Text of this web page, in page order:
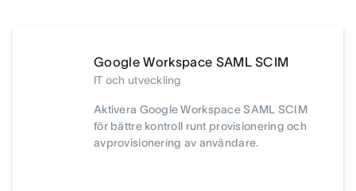
Google Workspace SAML SCIM
IT och utveckling
Aktivera Google Workspace SAML SCIM
för bättre kontroll runt provisionering och
avprovisionering av användare.